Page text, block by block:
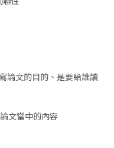
論文的目的、是要給誰讀
文當中的內容